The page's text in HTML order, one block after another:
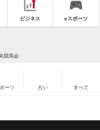
ビジネス eスポーツ
競馬会
ーツ 占い すべて